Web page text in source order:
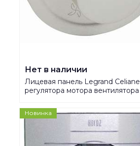
Нет в наличии
Лицевая панель Legrand Celiane
регулятора мотора вентилятора
Новинка